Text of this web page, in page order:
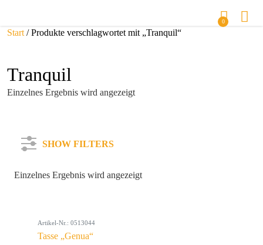
0
Start / Produkte verschlagwortet mit „Tranquil“
Tranquil
Einzelnes Ergebnis wird angezeigt
SHOW FILTERS
Farbe
Einzelnes Ergebnis wird angezeigt
Artikel-Nr.: 0513044
Tasse „Genua“